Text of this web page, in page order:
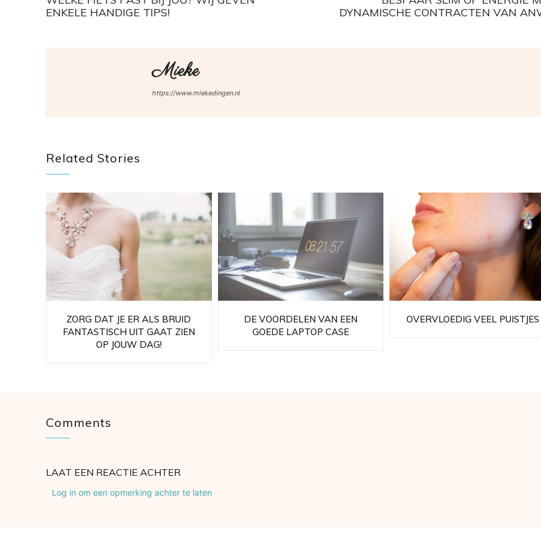
ENKELE HANDIGE TIPS!
DYNAMISCHE CONTRACTEN VAN
Mieke
https://www.miekedingen.nl
Related Stories
ZORG DAT JE ER ALS BRUID
FANTASTISCH UIT GAAT ZIEN
OP JOUW DAG!
DE VOORDELEN VAN EEN
GOEDE LAPTOP CASE
OVERVLOEDIG VEEL PUISTJES
Comments
LAAT EEN REACTIE ACHTER
Log in om een opmerking achter te laten